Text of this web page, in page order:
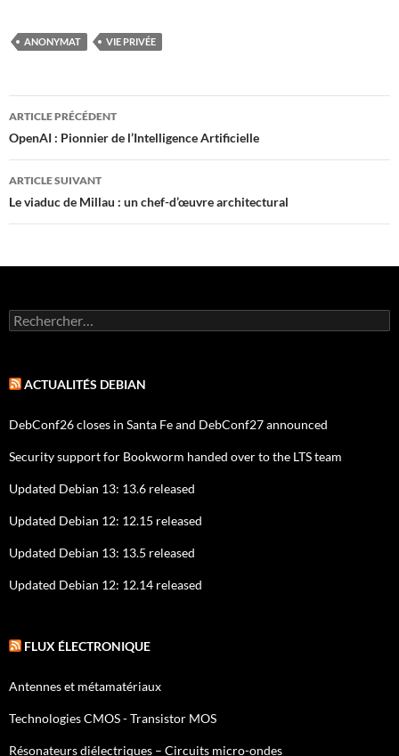
ANONYMAT VIE PRIVÉE
Navigation
des
articles
ARTICLE PRÉCÉDENT
OpenAI : Pionnier de l’Intelligence Artificielle
ARTICLE SUIVANT
Le viaduc de Millau : un chef-d’œuvre architectural
Rechercher :
ACTUALITÉS DEBIAN
DebConf26 closes in Santa Fe and DebConf27 announced
Security support for Bookworm handed over to the LTS team
Updated Debian 13: 13.6 released
Updated Debian 12: 12.15 released
Updated Debian 13: 13.5 released
Updated Debian 12: 12.14 released
FLUX ÉLECTRONIQUE
Antennes et métamatériaux
Technologies CMOS - Transistor MOS
Résonateurs diélectriques – Circuits micro-ondes